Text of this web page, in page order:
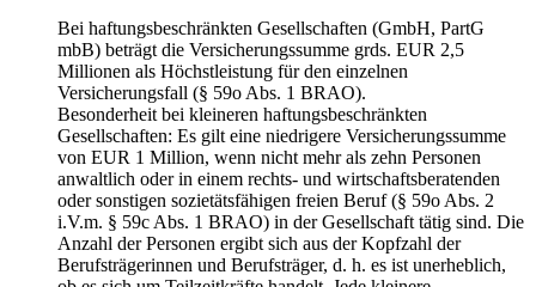
Bei haftungsbeschränkten Gesellschaften (GmbH, PartG
mbB) beträgt die Versicherungssumme grds. EUR 2,5
Millionen als Höchstleistung für den einzelnen
Versicherungsfall (§ 59o Abs. 1 BRAO).
Besonderheit bei kleineren haftungsbeschränkten
Gesellschaften: Es gilt eine niedrigere Versicherungssumme
von EUR 1 Million, wenn nicht mehr als zehn Personen
anwaltlich oder in einem rechts- und wirtschaftsberatenden
oder sonstigen sozietätsfähigen freien Beruf (§ 59o Abs. 2
i.V.m. § 59c Abs. 1 BRAO) in der Gesellschaft tätig sind. Die
Anzahl der Personen ergibt sich aus der Kopfzahl der
Berufsträgerinnen und Berufsträger, d. h. es ist unerheblich,